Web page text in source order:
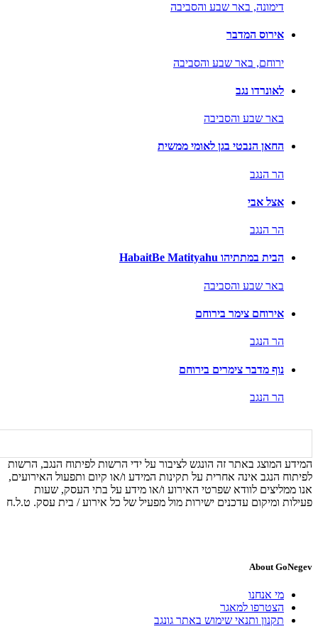
דימונה, באר שבע והסביבה
אירוס המדבר
ירוחם, באר שבע והסביבה
לאונרדו נגב
באר שבע והסביבה
החאן הנבטי בגן לאומי ממשית
הר הנגב
אצל אבי
הר הנגב
הבית במתתיהו HabaitBe Matityahu
באר שבע והסביבה
אירוחם צימר בירוחם
הר הנגב
נוף מדבר צימרים בירוחם
הר הנגב
המידע המוצג באתר זה הונגש לציבור על ידי הרשות לפיתוח הנגב, הרשות
לפיתוח הנגב אינה אחרית על תקינות המידע ו/או קיום ותפעול האירועים,
אנו ממליצים לוודא שפרטי האירוע ו/או מידע על בתי העסק, שעות
פעילות ומיקום עדכנים ישירות מול מפעיל של כל אירוע / בית עסק. ט.ל.ח
About GoNegev
מי אנחנו
הצטרפו למאגר
תקנון ותנאי שימוש באתר גונגב